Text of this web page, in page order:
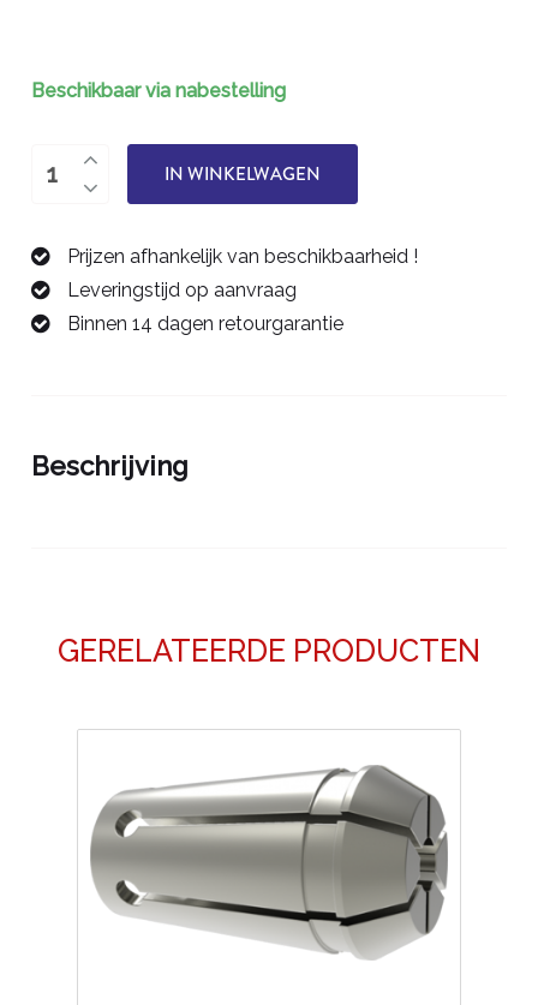
Beschikbaar via nabestelling
Spantang
-
40508218
aantal
IN WINKELWAGEN
Prijzen afhankelijk van beschikbaarheid !
Leveringstijd op aanvraag
Binnen 14 dagen retourgarantie
Beschrijving
GERELATEERDE PRODUCTEN